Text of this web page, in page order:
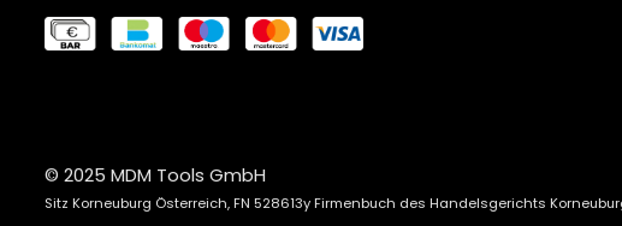
© 2025 MDM Tools GmbH
Sitz Korneuburg Österreich, FN 528613y Firmenbuch des Handelsgerichts